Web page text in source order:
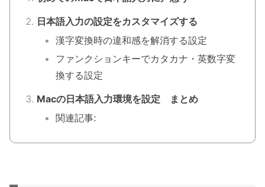
日本語入力の設定をカスタマイズする
漢字変換時の違和感を解消する設定
ファンクションキーでカタカナ・英数字変
換する設定
Macの日本語入力環境を設定 まとめ
関連記事: